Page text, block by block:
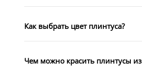
Как выбрать цвет плинтуса?
Чем можно красить плинтусы из